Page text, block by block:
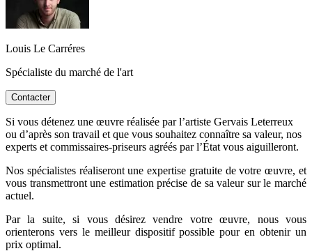
Louis Le Carréres
Spécialiste du marché de l'art
Contacter
Si vous détenez une œuvre réalisée par l’artiste Gervais Leterreux
ou d’après son travail et que vous souhaitez connaître sa valeur, nos
experts et commissaires-priseurs agréés par l’État vous aiguilleront.
Nos spécialistes réaliseront une expertise gratuite de votre œuvre, et
vous transmettront une estimation précise de sa valeur sur le marché
actuel.
Par la suite, si vous désirez vendre votre œuvre, nous vous
orienterons vers le meilleur dispositif possible pour en obtenir un
prix optimal.